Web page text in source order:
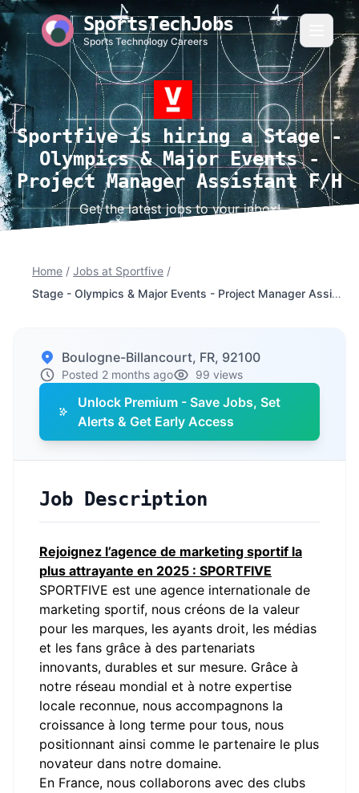
SportsTechJobs
Sports Technology Careers
Sportfive is hiring a Stage -
Olympics & Major Events -
Project Manager Assistant F/H
Get the latest jobs to your inbox!
Home / Jobs at Sportfive /
Stage - Olympics & Major Events - Project Manager Assistant F/H
Boulogne-Billancourt, FR, 92100
Posted 2 months ago 99 views
Unlock Premium - Save Jobs, Set
Alerts & Get Early Access
Job Description
Rejoignez l’agence de marketing sportif la
plus attrayante en 2025 : SPORTFIVE
SPORTFIVE est une agence internationale de
marketing sportif, nous créons de la valeur
pour les marques, les ayants droit, les médias
et les fans grâce à des partenariats
innovants, durables et sur mesure. Grâce à
notre réseau mondial et à notre expertise
locale reconnue, nous accompagnons la
croissance à long terme pour tous, nous
positionnant ainsi comme le partenaire le plus
novateur dans notre domaine.
En France, nous collaborons avec des clubs